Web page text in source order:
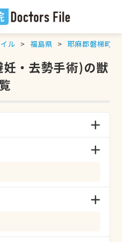
ル 福島県 耶麻郡磐梯町
・去勢手術)の獣